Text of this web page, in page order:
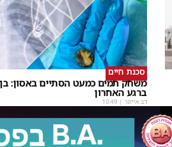
סכנת חיים
ברגע האחרון
דב אייזנר |
10:49